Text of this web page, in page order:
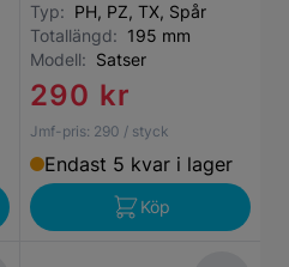
Typ: PH, PZ, TX, Spår
Totallängd: 195 mm
Modell: Satser
290 kr
Jmf-pris: 290 / styck
Endast 5 kvar i lager
Köp